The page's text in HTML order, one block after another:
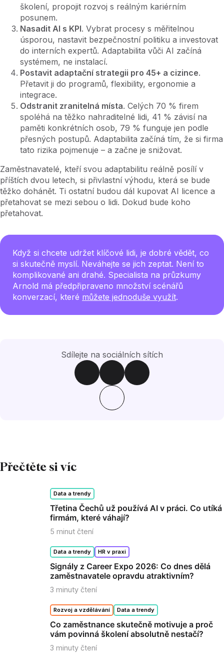
školení, propojit rozvoj s reálným kariérním
posunem.
Nasadit AI s KPI. Vybrat procesy s měřitelnou
úsporou, nastavit bezpečnostní politiku a investovat
do interních expertů. Adaptabilita vůči AI začíná
systémem, ne instalací.
Postavit adaptační strategii pro 45+ a cizince.
Přetavit ji do programů, flexibility, ergonomie a
integrace.
Odstranit zranitelná místa. Celých 70 % firem
spoléhá na těžko nahraditelné lidi, 41 % závisí na
paměti konkrétních osob, 79 % funguje jen podle
přesných postupů. Adaptabilita začíná tím, že si firma
tato rizika pojmenuje – a začne je snižovat.
Zaměstnavatelé, kteří svou adaptabilitu reálně posílí v
příštích dvou letech, si přivlastní výhodu, která se bude
těžko dohánět. Ti ostatní budou dál kupovat AI licence a
přetahovat se mezi sebou o lidi. Dokud bude koho
přetahovat.
Když si chcete udržet klíčové lidi, je dobré vědět, co
si skutečně myslí. Neváhejte se jich zeptat. Není to
komplikované ani drahé. Specialista na průzkumy
Arnold má předpřipraveno množství scénářů
konverzací, které můžete jednoduše využít.
Sdílejte na sociálních sítích
Přečtěte si víc
Data a trendy
Třetina Čechů už používá AI v práci. Co utíká
firmám, které váhají?
5 minut čtení
Data a trendy HR v praxi
Signály z Career Expo 2026: Co dnes dělá
zaměstnavatele opravdu atraktivním?
3 minuty čtení
Rozvoj a vzdělávání Data a trendy
Co zaměstnance skutečně motivuje a proč
vám povinná školení absolutně nestačí?
3 minuty čtení